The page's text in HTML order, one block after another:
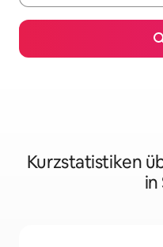
Kurzstatistiken
in